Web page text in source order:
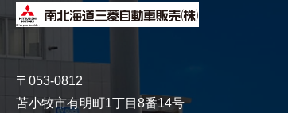
〒053-0812
苫小牧市有明町1丁目8番14号